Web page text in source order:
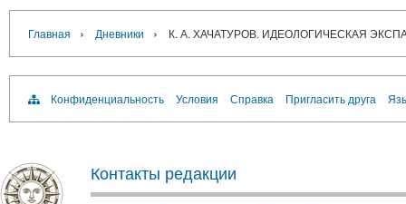
Главная › Дневники › К. А. ХАЧАТУРОВ. ИДЕОЛОГИЧЕСКАЯ
Конфиденциальность Условия Справка Пригласить друга
Контакты редакции